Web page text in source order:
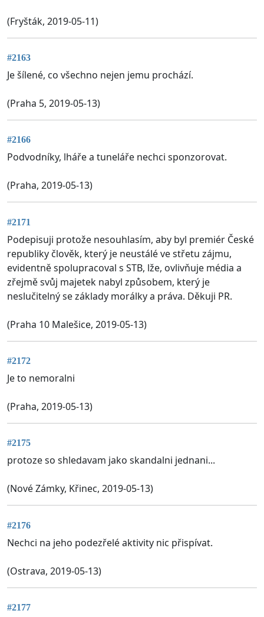
(Fryšták, 2019-05-11)
#2163
Je šílené, co všechno nejen jemu prochází.
(Praha 5, 2019-05-13)
#2166
Podvodníky, lháře a tuneláře nechci sponzorovat.
(Praha, 2019-05-13)
#2171
Podepisuji protože nesouhlasím, aby byl premiér České
republiky člověk, který je neustálé ve střetu zájmu,
evidentně spolupracoval s STB, lže, ovlivňuje média a
zřejmě svůj majetek nabyl způsobem, který je
neslučitelný se základy morálky a práva. Děkuji PR.
(Praha 10 Malešice, 2019-05-13)
#2172
Je to nemoralni
(Praha, 2019-05-13)
#2175
protoze so shledavam jako skandalni jednani...
(Nové Zámky, Křinec, 2019-05-13)
#2176
Nechci na jeho podezřelé aktivity nic přispívat.
(Ostrava, 2019-05-13)
#2177